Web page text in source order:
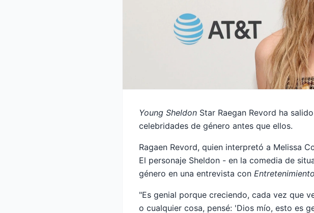
Young Sheldon Star Raegan Revord ha
celebridades de género antes que ellos.
Ragaen Revord, quien interpretó a Melissa
El personaje Sheldon - en la comedia de
género en una entrevista con
"Es genial porque creciendo, cada vez que
o cualquier cosa, pensé: 'Dios mío, esto es